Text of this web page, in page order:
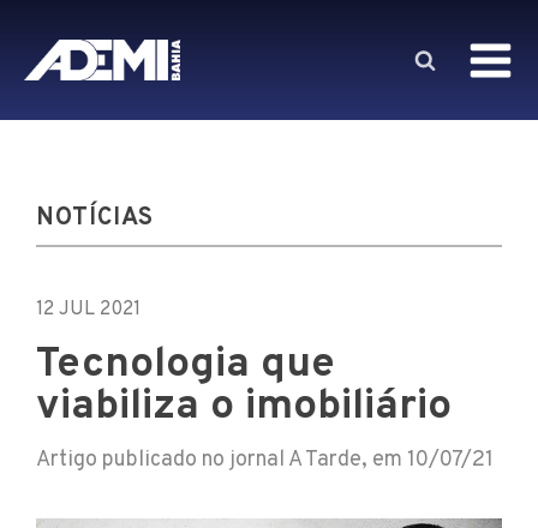
NOTÍCIAS
12 JUL 2021
Tecnologia que
viabiliza o imobiliário
Artigo publicado no jornal A Tarde, em 10/07/21